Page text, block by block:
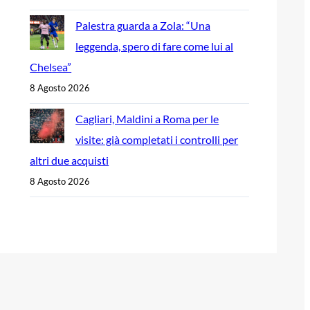
Palestra guarda a Zola: “Una
leggenda, spero di fare come lui al
Chelsea”
8 Agosto 2026
Cagliari, Maldini a Roma per le
visite: già completati i controlli per
altri due acquisti
8 Agosto 2026